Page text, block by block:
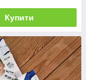
Купити